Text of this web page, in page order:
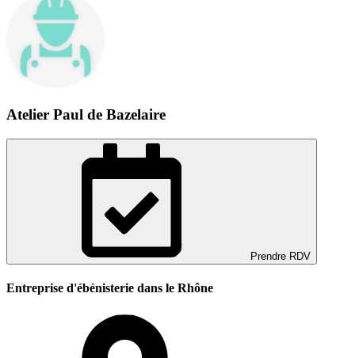
Atelier Paul de Bazelaire
Prendre RDV
Entreprise d'ébénisterie dans le Rhône